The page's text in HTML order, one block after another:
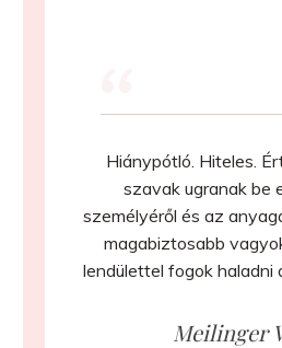
“
Hiánypótló. Hiteles.
szavak ugranak be
személyéről és az
magabiztosabb
lendülettel fogok haladni
Meilinger